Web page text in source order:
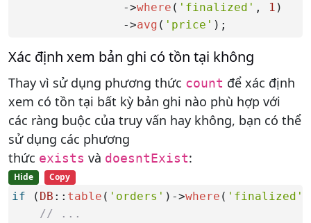
                ->
where ( 'finalized' , 1 )
                ->
avg ( 'price' );
Xác định xem bản ghi có tồn tại không
Thay vì sử dụng phương thức count để xác định
xem có tồn tại bất kỳ bản ghi nào phù hợp với
các ràng buộc của truy vấn hay không, bạn có thể
sử dụng các phương
thức exists và doesntExist:
Hide Copy
if ( DB :: table ( 'orders' )->where ( 'finalized'
// ...